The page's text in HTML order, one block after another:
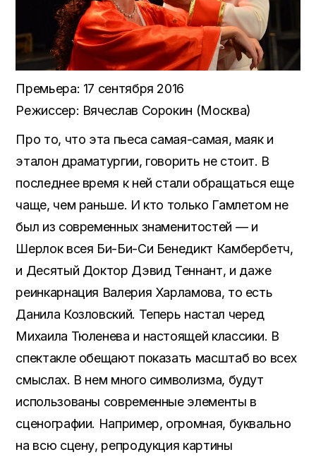
Премьера: 17 сентября 2016
Режиссер: Вячеслав Сорокин (Москва)
Про то, что эта пьеса самая-самая, маяк и
эталон драматургии, говорить не стоит. В
последнее время к ней стали обращаться еще
чаще, чем раньше. И кто только Гамлетом не
был из современных знаменитостей — и
Шерлок всея Би-Би-Си Бенедикт Камбербетч,
и Десятый Доктор Дэвид Теннант, и даже
реинкарнация Валерия Харламова, то есть
Данила Козловский. Теперь настал черед
Михаила Тюленева и настоящей классики. В
спектакле обещают показать масштаб во всех
смыслах. В нем много символизма, будут
использованы современные элементы в
сценографии. Например, огромная, буквально
на всю сцену, репродукция картины